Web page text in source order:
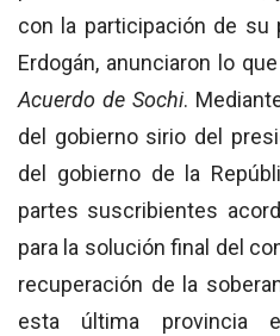
con la participación de su
Erdogán, anunciaron lo
Acuerdo de Sochi.
del gobierno sirio del
del gobierno de la
partes suscribientes
para la solución final del
recuperación de la
esta última provincia